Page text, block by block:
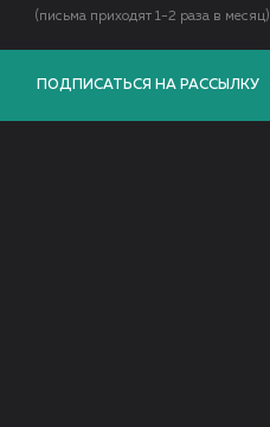
(письма приходят 1-2 раза в месяц)
ПОДПИСАТЬСЯ НА РАССЫЛКУ